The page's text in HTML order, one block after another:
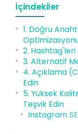
İçindekiler
1. Doğru
2. Hashtag'leri
3. Alternatif
4. Açıklama
Edin
5. Yüksek
Teşvik Edin
Instagram